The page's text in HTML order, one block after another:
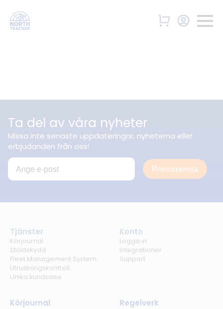
Ta del av våra nyheter
Missa inte senaste uppdateringar, nyheterna eller
erbjudanden från oss!
Prenumerera
Tjänster
Körjournal
Stöldskydd
Fleet Management System
Utrustningskontroll
Unika kundcase
Konto
Logga in
Integrationer
Support
Körjournal Regelverk